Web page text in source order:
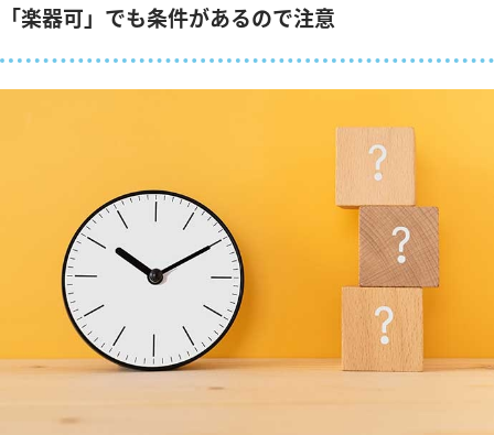
「楽器可」でも条件があるので注意